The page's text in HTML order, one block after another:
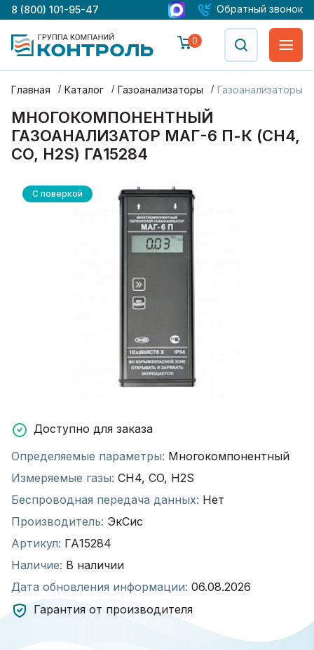
8 (800) 101-95-47 Обратный звонок
0
Главная Каталог Газоанализаторы Газоанализаторы
МНОГОКОМПОНЕНТНЫЙ
ГАЗОАНАЛИЗАТОР МАГ-6 П-К (CH4,
CO, H2S) ГА15284
С поверкой
Доступно для заказа
Определяемые параметры: Многокомпонентный
Измеряемые газы: CH4, CO, H2S
Беспроводная передача данных: Нет
Производитель: ЭкСис
Артикул: ГА15284
Наличие: В наличии
Дата обновления информации: 06.08.2026
Гарантия от производителя